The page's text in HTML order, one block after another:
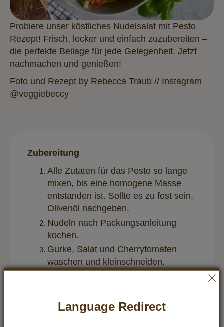
Probiere unser köstliches Nudelsalat mit Pesto
Rezept! Frisch, lecker und einfach zuzubereiten –
die perfekte Beilage für jede Gelegenheit. Jetzt
nachmachen und genießen!
Foto und Rezept by Rebecca Traub // Instagram
@veggiebeccy
Zubereitung
Alle Zutaten für das Pesto so lange
mixen, bis eine homogene Masse
entstanden ist. Sollte es zu fest sein,
Olivenöl nachgeben.
Nudeln nach Packungsanleitung
kochen.
Gurke, Salat und Cherrytomaten
waschen und kleinschneiden.
durchrühren.
Language Redirect